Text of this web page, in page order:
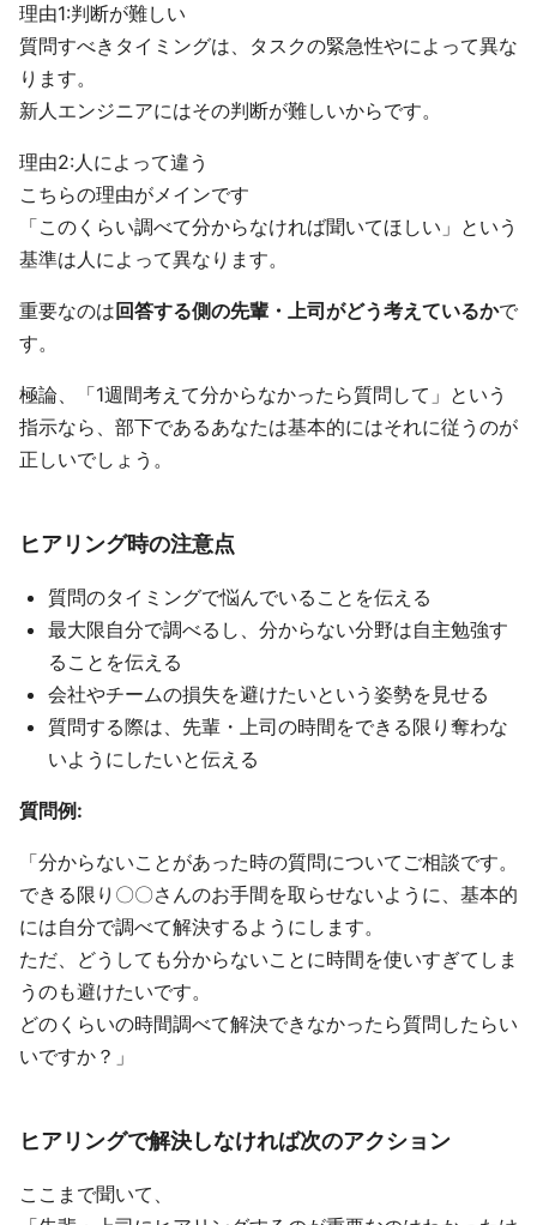
理由1:判断が難しい
質問すべきタイミングは、タスクの緊急性やによって異な
ります。
新人エンジニアにはその判断が難しいからです。
理由2:人によって違う
こちらの理由がメインです
「このくらい調べて分からなければ聞いてほしい」という
基準は人によって異なります。
重要なのは 回答する側の先輩・上司がどう考えているかで
す。
極論、「1週間考えて分からなかったら質問して」という
指示なら、部下であるあなたは基本的にはそれに従うのが
正しいでしょう。
ヒアリング時の注意点
質問のタイミングで悩んでいることを伝える
最大限自分で調べるし、分からない分野は自主勉強す
ることを伝える
会社やチームの損失を避けたいという姿勢を見せる
質問する際は、先輩・上司の時間をできる限り奪わな
いようにしたいと伝える
質問例:
「分からないことがあった時の質問についてご相談です。
できる限り〇〇さんのお手間を取らせないように、基本的
には自分で調べて解決するようにします。
ただ、どうしても分からないことに時間を使いすぎてしま
うのも避けたいです。
どのくらいの時間調べて解決できなかったら質問したらい
いですか？」
ヒアリングで解決しなければ次のアクション
ここまで聞いて、